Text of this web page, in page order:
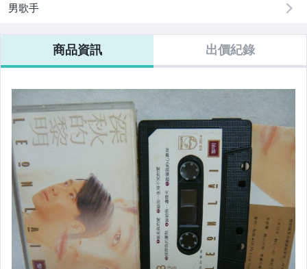
電腦、平板與周邊
男歌手
商品資訊 出價紀錄